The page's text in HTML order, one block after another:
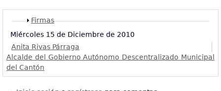
Mostrar
Firmas
Miércoles 15 de Diciembre de 2010
Anita Rivas Párraga
Alcalde del Gobierno Autónomo Descentralizado Municipal
del Cantón